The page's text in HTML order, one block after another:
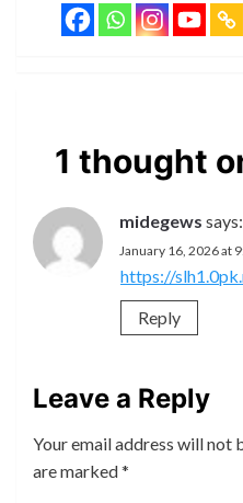
1 thought
midegews says:
January 16, 2026 at
https://
Reply
Leave a Reply
Your email address will not
are marked*